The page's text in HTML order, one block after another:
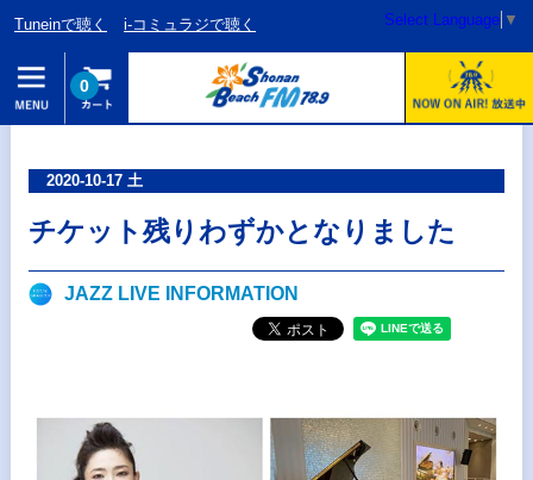
Tuneinで聴く i-コミュラジで聴く Select Language ▼
0
2020-10-17 土
チケット残りわずかとなりました
JAZZ LIVE INFORMATION